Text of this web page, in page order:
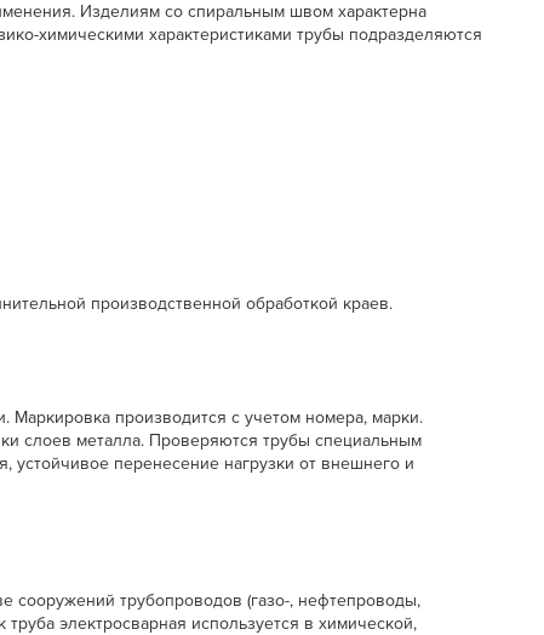
Изделиям со спиральным швом характерна
химическими характеристиками трубы подразделяются
производственной обработкой краев.
Маркировка производится с учетом номера, марки.
слоев металла. Проверяются трубы специальным
устойчивое перенесение нагрузки от внешнего и
сооружений трубопроводов (газо-, нефтепроводы,
электросварная используется в химической,